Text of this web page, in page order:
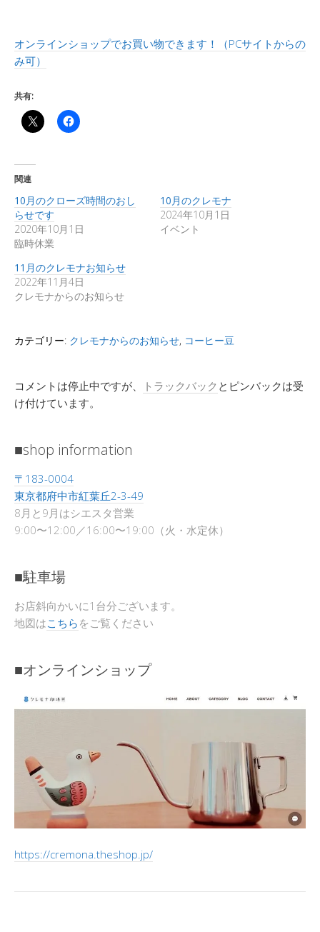
オンラインショップでお買い物できます！（PCサイトからの
み可）
共有:
関連
10月のクローズ時間のおし
らせです
2020年10月1日
臨時休業
10月のクレモナ
2024年10月1日
イベント
11月のクレモナお知らせ
2022年11月4日
クレモナからのお知らせ
カテゴリー: クレモナからのお知らせ, コーヒー豆
コメントは停止中ですが、 トラックバック とピンバックは受
け付けています。
■shop information
〒183-0004
東京都府中市紅葉丘2-3-49
8月と9月はシエスタ営業
9:00〜12:00／16:00〜19:00（火・水定休）
■駐車場
お店斜向かいに1台分ございます。
地図はこちら をご覧ください
■オンラインショップ
https://cremona.theshop.jp/